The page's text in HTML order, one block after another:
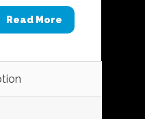
Read More